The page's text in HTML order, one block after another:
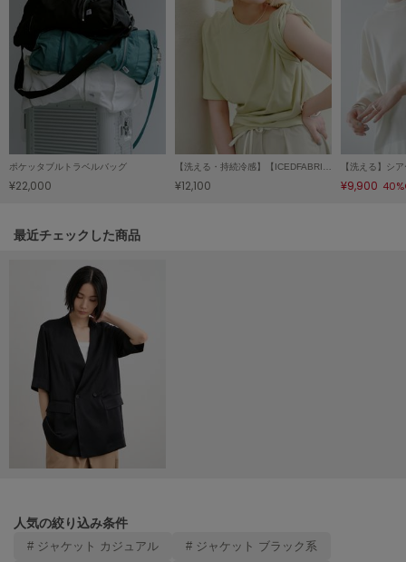
Henon.
へノン
HUNTER
ハンター
HOKA ONEONE
KEEN
le coq sportif
ルコックスポルティフ
LeSportsac
レスポートサック
リリーブラウンランジェリー
ポケッタブルトラベルバッグ
¥22,000
【洗える・持続冷感】【ICEDFABRIC＋R】ツイストプルオーバー
¥12,100
【洗える】シ
¥9,900
関連記事
最近チェックした商品
人気の絞り込み条件
# ジャケット カジュアル # ジャケット ブラック系